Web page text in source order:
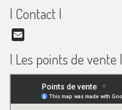
| Contact |
| Les points de vente |